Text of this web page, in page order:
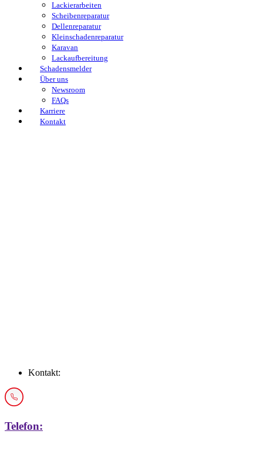
Lackierarbeiten
Scheibenreparatur
Dellenreparatur
Kleinschadenreparatur
Karavan
Lackaufbereitung
Schadensmelder
Über uns
Newsroom
FAQs
Karriere
Kontakt
Kontakt:
Telefon: